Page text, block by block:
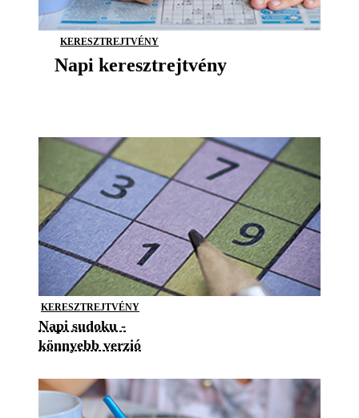
KERESZTREJTVÉNY
Napi keresztrejtvény
KERESZTREJTVÉNY
Napi sudoku -
könnyebb verzió